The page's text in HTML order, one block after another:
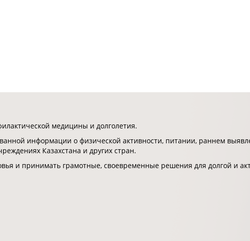
медицины и долголетия.
информации о физической активности, питании, раннем
Казахстана и других стран.
и принимать грамотные, своевременные решения для долгой и